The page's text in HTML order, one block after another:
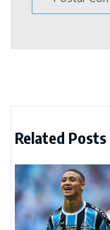
Related Posts